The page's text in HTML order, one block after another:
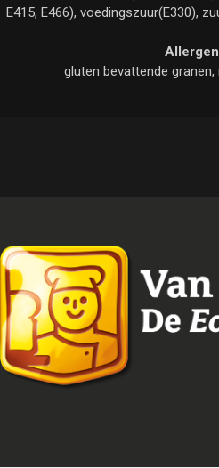
E415, E466), voedingszuur(E330),
gluten bevattende